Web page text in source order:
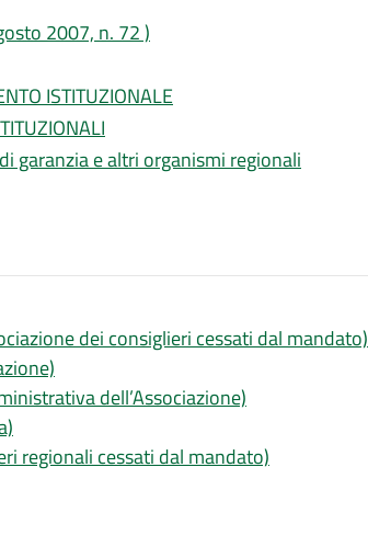
2007, n. 72 )
ISTITUZIONALE
garanzia e altri organismi regionali
dei consiglieri cessati dal mandato)
dell’Associazione)
regionali cessati dal mandato)